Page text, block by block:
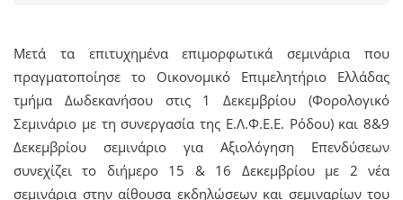
Μετά τα επιτυχημένα επιμορφωτικά σεμινάρια που
πραγματοποίησε το Οικονομικό Επιμελητήριο Ελλάδας
τμήμα Δωδεκανήσου στις 1 Δεκεμβρίου (Φορολογικό
Σεμινάριο με τη συνεργασία της Ε.Λ.Φ.Ε.Ε. Ρόδου) και 8&9
Δεκεμβρίου σεμινάριο για Αξιολόγηση Επενδύσεων
συνεχίζει το διήμερο 15 & 16 Δεκεμβρίου με 2 νέα
σεμινάρια στην αίθουσα εκδηλώσεων και σεμιναρίων του